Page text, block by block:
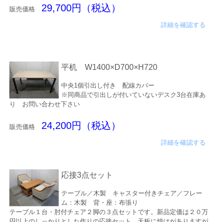
販売価格 29,700円（税込）
詳細を確認する
平机 W1400×D700×H720
中央1個引出し付き 配線カバー
※同商品で引出しが付いていないデスク3台在庫あ
り お問い合わせ下さい
販売価格 24,200円（税込）
詳細を確認する
応接3点セット
テーブル／木製 キャスター付きチェア／フレー
ム：木製 背・座：布張り
テーブル１台・肘付チェア２脚の３点セットです。新品定価は２０万